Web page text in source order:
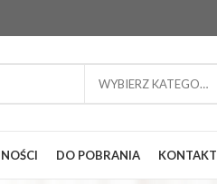
WYBIERZ KATEGORIĘ
DO POBRANIA KONTAKT